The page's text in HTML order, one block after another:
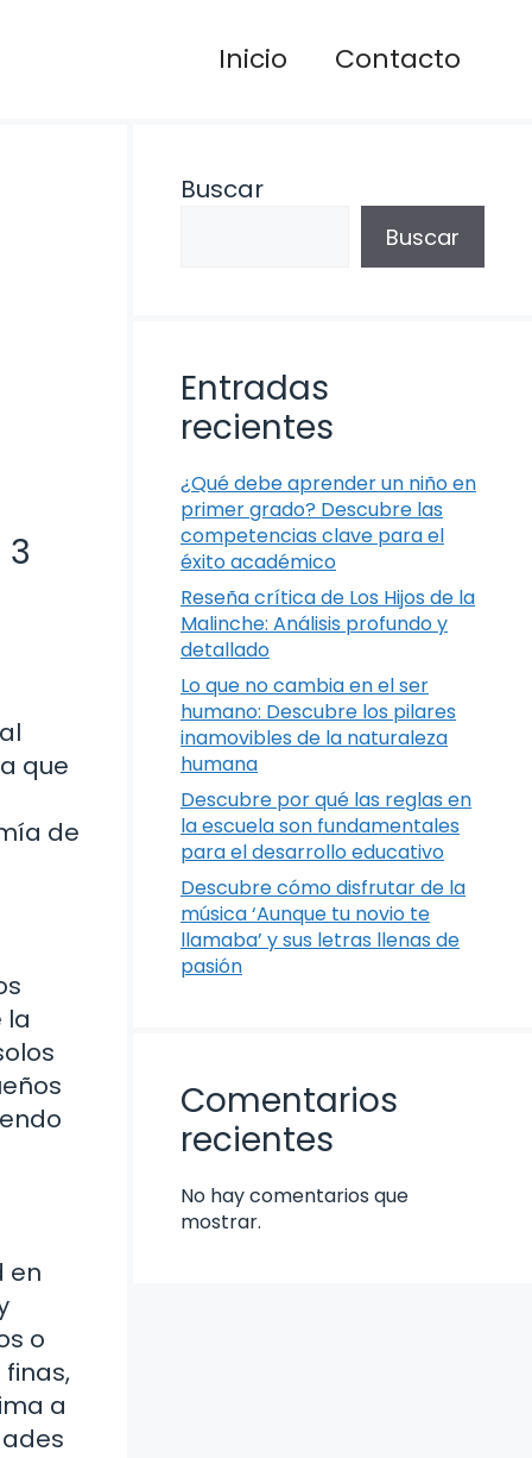
Inicio Contacto
que
de
la
en
o
a
Buscar
Buscar
Entradas
recientes
¿Qué debe aprender un niño en
primer grado? Descubre las
competencias clave para el
éxito académico
Reseña crítica de Los Hijos de la
Malinche: Análisis profundo y
detallado
Lo que no cambia en el ser
humano: Descubre los pilares
inamovibles de la naturaleza
humana
Descubre por qué las reglas en
la escuela son fundamentales
para el desarrollo educativo
Descubre cómo disfrutar de la
música ‘Aunque tu novio te
llamaba’ y sus letras llenas de
pasión
Comentarios
recientes
No hay comentarios que
mostrar.